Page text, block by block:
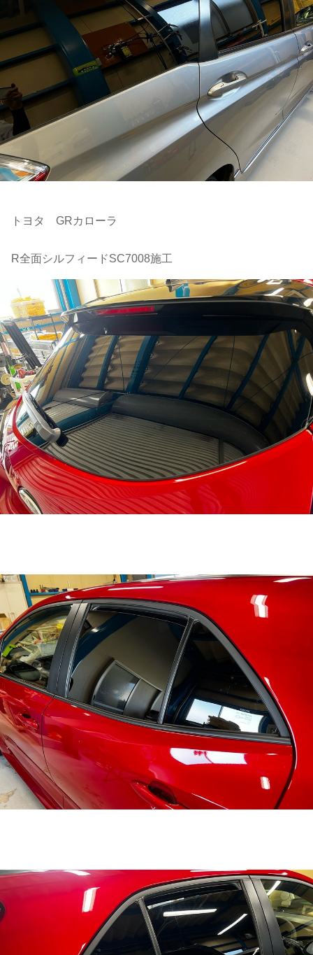
トヨタ GRカローラ
R全面シルフィードSC7008施工